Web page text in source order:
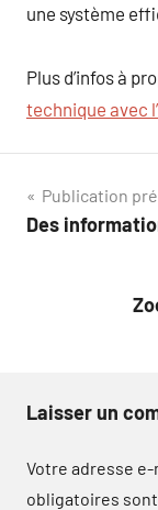
une système
Plus d’infos à
technique avec
de
Publication
Des
Laisser un
Votre adresse e-
obligatoires